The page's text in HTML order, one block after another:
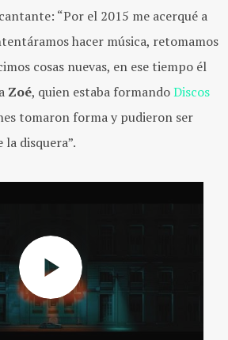
“Por el 2015 me acerqué a
hacer música, retomamos
cosas nuevas, en ese tiempo él
Zoé, quien estaba formandoDiscos
tomaron forma y pudieron ser
la disquera”.